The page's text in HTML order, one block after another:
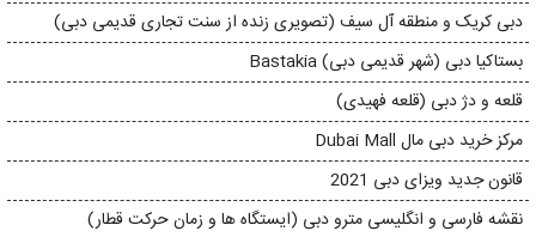
دبی کریک و منطقه آل سیف (تصویری زنده از سنت تجاری قدیمی دبی)
بستاکیا دبی (شهر قدیمی دبی) Bastakia
قلعه و دژ دبی (قلعه فهیدی)
مرکز خرید دبی مال Dubai Mall
قانون جدید ویزای دبی 2021
نقشه فارسی و انگلیسی مترو دبی (ایستگاه ها و زمان حرکت قطار)